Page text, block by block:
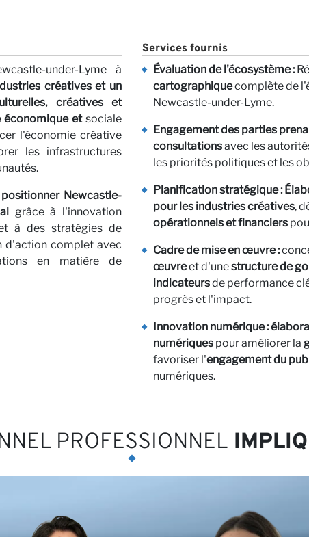
under-Lyme à
créatives et un
créatives et
économique etsociale
l'économie créative
les infrastructures
positionner Newcastle-
grâce à l'innovation
à des stratégies de
d'action complet avec
en matière de
Services fournis
Évaluation de l'écosystème :
cartographiquecomplète de
Newcastle-under-Lyme.
Engagement des parties
consultationsavec les
les priorités politiques et les
Planification stratégique :
pour les industries créatives,
opérationnels et financiers
Cadre de mise en œuvre :
œuvreet d'unestructure de
indicateursde performance
progrès et l'impact.
Innovation numérique :
numériques pour améliorer la
favoriser l'engagement du
numériques.
PROFESSIONNEL